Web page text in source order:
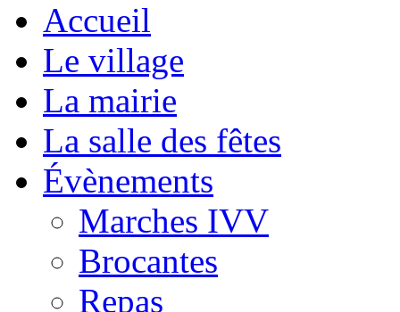
Accueil
Le village
La mairie
La salle des fêtes
Évènements
Marches IVV
Brocantes
Repas